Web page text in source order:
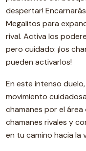
despertar!
Megalitos para
rival. Activa los
pero cuidado: ¡los
pueden activarlos!
En este intenso
movimiento
chamanes por el
chamanes rivales y
en tu camino hacia la